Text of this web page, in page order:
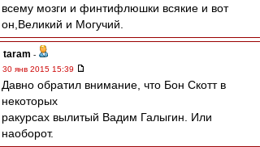
всему мозги и финтифлюшки всякие и вот
он,Великий и Могучий.
taram -
30 янв 2015 15:39
Давно обратил внимание, что Бон Скотт в
некоторых
ракурсах вылитый Вадим Галыгин. Или
наоборот.